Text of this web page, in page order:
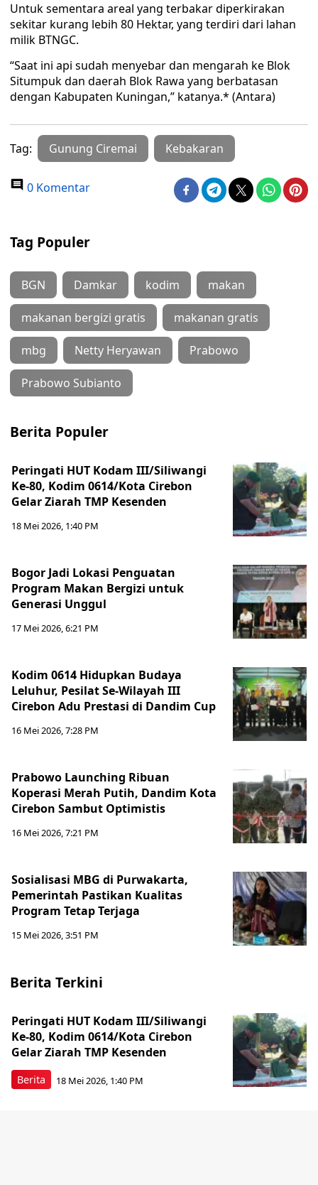
Untuk sementara areal yang terbakar diperkirakan
sekitar kurang lebih 80 Hektar, yang terdiri dari lahan
milik BTNGC.
“Saat ini api sudah menyebar dan mengarah ke Blok
Situmpuk dan daerah Blok Rawa yang berbatasan
dengan Kabupaten Kuningan,” katanya.* (Antara)
Tag: Gunung Ciremai Kebakaran
0 Komentar
Tag Populer
BGN Damkar kodim makan
makanan bergizi gratis makanan gratis
mbg Netty Heryawan Prabowo
Prabowo Subianto
Berita Populer
Peringati HUT Kodam III/Siliwangi
Ke-80, Kodim 0614/Kota Cirebon
Gelar Ziarah TMP Kesenden
18 Mei 2026, 1:40 PM
Bogor Jadi Lokasi Penguatan
Program Makan Bergizi untuk
Generasi Unggul
17 Mei 2026, 6:21 PM
Kodim 0614 Hidupkan Budaya
Leluhur, Pesilat Se-Wilayah III
Cirebon Adu Prestasi di Dandim Cup
16 Mei 2026, 7:28 PM
Prabowo Launching Ribuan
Koperasi Merah Putih, Dandim Kota
Cirebon Sambut Optimistis
16 Mei 2026, 7:21 PM
Sosialisasi MBG di Purwakarta,
Pemerintah Pastikan Kualitas
Program Tetap Terjaga
15 Mei 2026, 3:51 PM
Berita Terkini
Berita
Peringati HUT Kodam III/Siliwangi
Ke-80, Kodim 0614/Kota Cirebon
Gelar Ziarah TMP Kesenden
18 Mei 2026, 1:40 PM